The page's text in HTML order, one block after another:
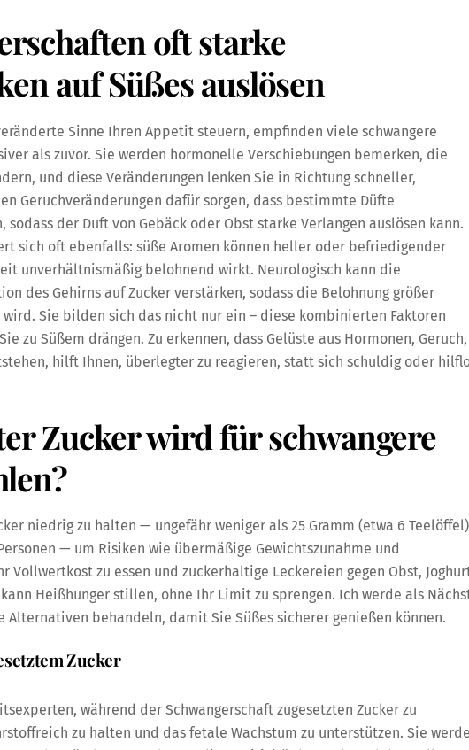
oft starke
auf Süßes auslösen
Sinne Ihren Appetit steuern, empfinden viele schwangere
als zuvor. Sie werden hormonelle Verschiebungen bemerken, die
und diese Veränderungen lenken Sie in Richtung schneller,
Geruchveränderungen dafür sorgen, dass bestimmte Düfte
der Duft von Gebäck oder Obst starke Verlangen auslösen kann.
sich oft ebenfalls: süße Aromen können heller oder befriedigender
unverhältnismäßig belohnend wirkt. Neurologisch kann die
des Gehirns auf Zucker verstärken, sodass die Belohnung größer
Sie bilden sich das nicht nur ein – diese kombinierten Faktoren
zu Süßem drängen. Zu erkennen, dass Gelüste aus Hormonen, Geruch,
hilft Ihnen, überlegter zu reagieren, statt sich schuldig oder
Zucker wird für schwangere
niedrig zu halten — ungefähr weniger als 25 Gramm (etwa 6 Teelöffel)
— um Risiken wie übermäßige Gewichtszunahme und
Vollwertkost zu essen und zuckerhaltige Leckereien gegen Obst,
Heißhunger stillen, ohne Ihr Limit zu sprengen. Ich werde als
Alternativen behandeln, damit Sie Süßes sicherer genießen können.
Zucker
während der Schwangerschaft zugesetzten Zucker zu
zu halten und das fetale Wachstum zu unterstützen. Sie